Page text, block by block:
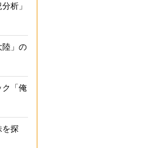
析」
陸」の
ク「俺
を探